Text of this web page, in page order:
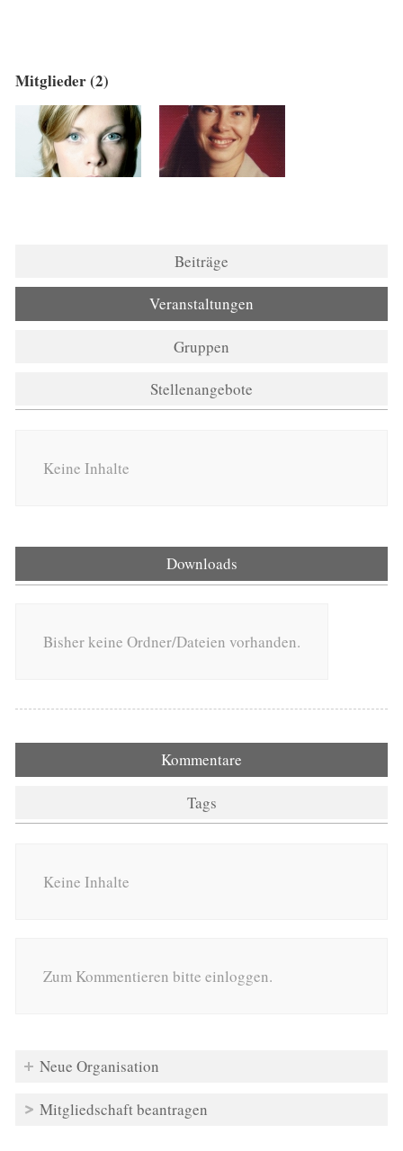
Mitglieder (2)
Beiträge
Veranstaltungen
Gruppen
Stellenangebote
Keine Inhalte
Downloads
Bisher keine Ordner/Dateien vorhanden.
Kommentare
Tags
Keine Inhalte
Zum Kommentieren bitte einloggen.
Neue Organisation
Mitgliedschaft beantragen